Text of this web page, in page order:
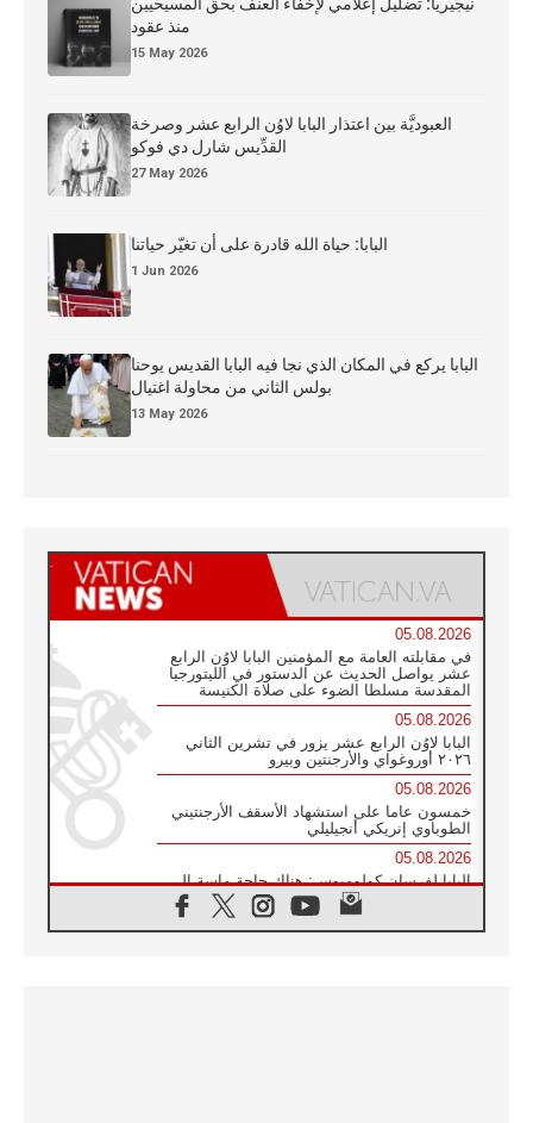
منذ عقود
15 May 2026
العبوديَّة بين اعتذار البابا لاوُن الرابع عشر وصرخة
القدِّيس شارل دي فوكو
27 May 2026
البابا: حياة الله قادرة على أن تغيّر حياتنا
1 Jun 2026
البابا يركع في المكان الذي نجا فيه البابا القديس يوحنا
بولس الثاني من محاولة اغتيال
13 May 2026
05.08.2026
في مقابلته العامة مع المؤمنين البابا لاوُن الرابع
عشر يواصل الحديث عن الدستور في الليتورجيا
المقدسة مسلطا الضوء على صلاة الكنيسة
05.08.2026
البابا لاوُن الرابع عشر يزور في تشرين الثاني
٢٠٢٦ أوروغواي والأرجنتين وبيرو
05.08.2026
خمسون عاما على استشهاد الأسقف الأرجنتيني
الطوباوي إنريكي أنجيليلي
05.08.2026
البابا لفرسان كولومبوس: هناك حاجة ماسة إلى
أنبياء تناغم يسعون إلى بناء الجسور
04.08.2026